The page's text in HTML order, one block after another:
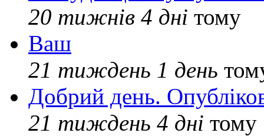
20 тижнів 4 дні тому
Ваш
21 тиждень 1 день
Добрий день.
21 тиждень 4 дні тому